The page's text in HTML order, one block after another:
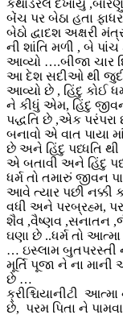
કેથાડરલ દેખાયું
બેંચ પર બેઠા હતા
બેઠો દ્વાદશ અક્ષરી
ની શાંતિ મળી , બે
આવ્યો ….બીજા ચાર
આ દેશ સદીઓ થી જુદી
આવ્યો છે , હિંદુ કોઈ
ને કીધું એમ, હિંદુ
પદ્ધતિ છે ,એક
બનાવો એ વાત પાયા
છે અને હિંદુ પધ્ધતિ
એ બતાવી અને હિંદુ
ધર્મ તો તમારું જીવન
આવે ત્યાર પછી નક્કી
વધી અને પરબ્રહ્મ,
શૈવ ,વૈષ્ણવ ,સનાતન
ઘણા છે ..ધર્મ તો
… ઇસ્લામ બુતપરસ્તી
મૂર્તિ પૂજા ને ના માની
છે …
ક્રીશ્ચિયાનીટી
છે, પરમ પિતા ને